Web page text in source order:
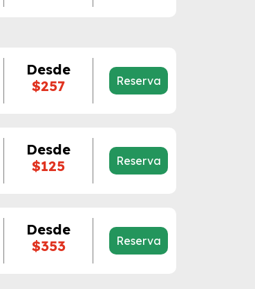
Desde
$257
Reserva
Desde
$125
Reserva
Desde
$353
Reserva